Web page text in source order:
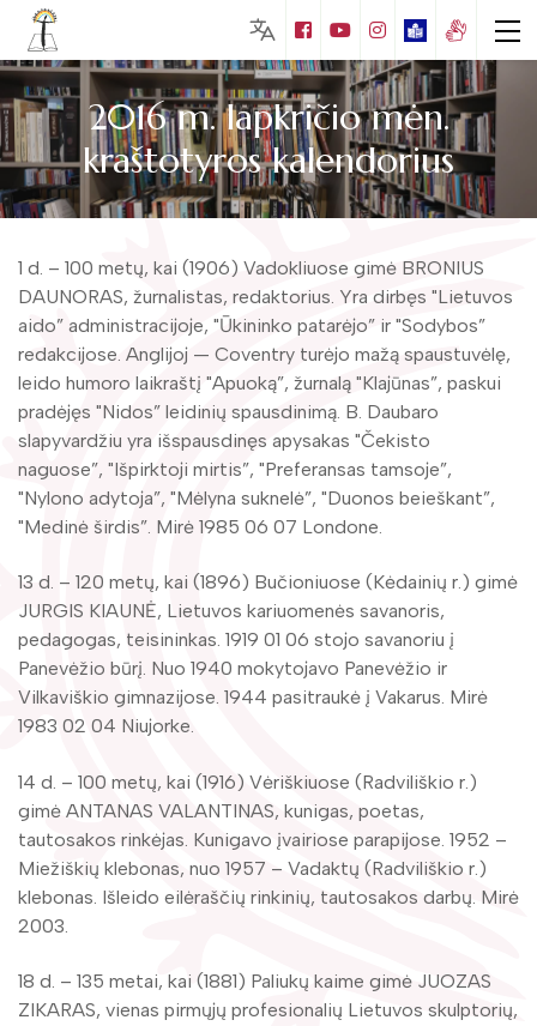
Lankytojams
Biblioteka visiems
Nemokamos paslaugos
Mokamos paslaugos
Edukacijos
Muziejų edukacijos
Mokymai
Duomenų bazės
Tarpbibliotekinis abonementas
Knygomatai
Internetas
Puziniškio muziejus (Gabrielės Petkevičaitės
– Bitės gimtinė)
Juozo Tumo – Vaižganto ir knygnešių
muziejus
Mato Grigonio literatūrinis muziejus
Kalbininko Juozo Balčikonio atminimo
kambarys
Vaikų literatūros skaitykla
Apie Matą Grigonį
Naujos knygos
Edukacijos
Renginiai
Kraštotyros leidiniai
Bibliotekos leidiniai
Kraštotyros kalendorius
Literatų klubas „Polėkis“
Interaktyvi kelionė
Gabrielės Petkevičaitės-Bitės literatūrinė
premija
Virtuali biblioteka
Foto galerija
Virtualios galerijos
2016 m. lapkričio mėn.
kraštotyros kalendorius
1 d. – 100 metų, kai (1906) Vadokliuose gimė BRONIUS
DAUNORAS, žurnalistas, redaktorius. Yra dirbęs "Lietuvos
aido” administracijoje, "Ūkininko patarėjo” ir "Sodybos”
redakcijose. Anglijoj — Coventry turėjo mažą spaustuvėlę,
leido humoro laikraštį "Apuoką”, žurnalą "Klajūnas”, paskui
pradėjęs "Nidos” leidinių spausdinimą. B. Daubaro
slapyvardžiu yra išspausdinęs apysakas "Čekisto
naguose”, "Išpirktoji mirtis”, "Preferansas tamsoje”,
"Nylono adytoja”, "Mėlyna suknelė”, "Duonos beieškant”,
"Medinė širdis”. Mirė 1985 06 07 Londone.
13 d. – 120 metų, kai (1896) Bučioniuose (Kėdainių r.) gimė
JURGIS KIAUNĖ, Lietuvos kariuomenės savanoris,
pedagogas, teisininkas. 1919 01 06 stojo savanoriu į
Panevėžio būrį. Nuo 1940 mokytojavo Panevėžio ir
Vilkaviškio gimnazijose. 1944 pasitraukė į Vakarus. Mirė
1983 02 04 Niujorke.
14 d. – 100 metų, kai (1916) Vėriškiuose (Radviliškio r.)
gimė ANTANAS VALANTINAS, kunigas, poetas,
tautosakos rinkėjas. Kunigavo įvairiose parapijose. 1952 –
Miežiškių klebonas, nuo 1957 – Vadaktų (Radviliškio r.)
klebonas. Išleido eilėraščių rinkinių, tautosakos darbų. Mirė
2003.
18 d. – 135 metai, kai (1881) Paliukų kaime gimė JUOZAS
ZIKARAS, vienas pirmųjų profesionalių Lietuvos skulptorių,